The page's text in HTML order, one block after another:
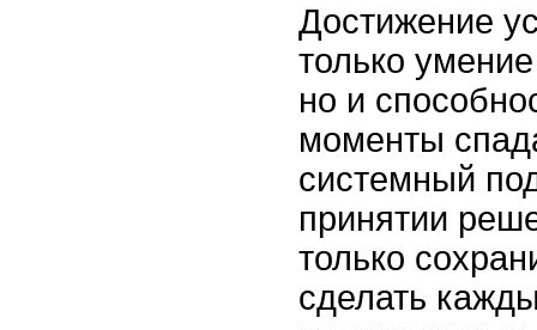
Достижение
только
но и
моменты
системный
принятии
только
сделать